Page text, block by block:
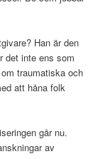
Han är den
det inte ens som
traumatiska och
att håna folk
går nu.
av